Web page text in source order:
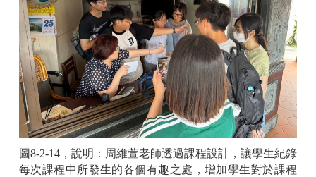
圖8-2-14 ，說明： 周維萱老師透過課程設計，讓學生紀錄
每次課程中所發生的各個有趣之處，增加學生對於課程